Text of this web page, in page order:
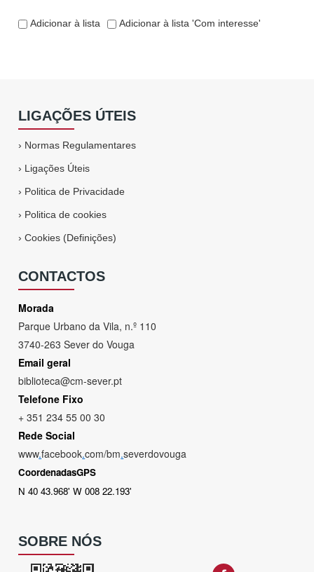
Adicionar à lista Adicionar à lista 'Com interesse'
LIGAÇÕES ÚTEIS
› Normas Regulamentares
› Ligações Úteis
› Politica de Privacidade
› Politica de cookies
›Cookies (Definições)
CONTACTOS
Morada
Parque Urbano da Vila, n.º 110
3740-263 Sever do Vouga
Email geral
biblioteca@cm-sever.pt
Telefone Fixo
+ 351 234 55 00 30
Rede Social
www.facebook.com/bm.severdovouga
CoordenadasGPS
N 40 43.968' W 008 22.193'
SOBRE NÓS